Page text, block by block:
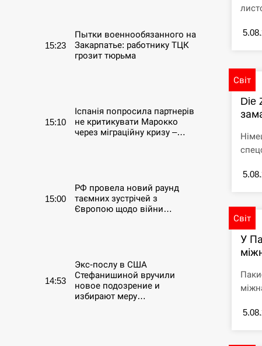
15:23
Пытки военнообязанного на
Закарпатье: работнику ТЦК
грозит тюрьма
15:10
Іспанія попросила партнерів
не критикувати Марокко
через міграційну кризу –…
15:00
РФ провела новий раунд
таємних зустрічей з
Європою щодо війни…
14:53
Экс-послу в США
Стефанишиной вручили
новое подозрение и
избирают меру…
Світ
Die
Світ
У